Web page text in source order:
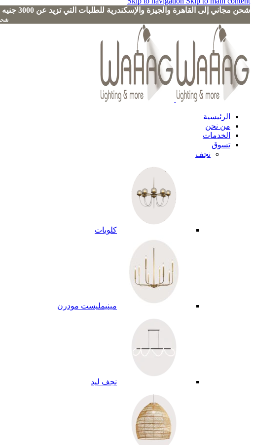
شحن مجاني إلى القاهرة والجيزة والإسكندرية للطلبات التي تزيد عن 3000 جنيه
الرئيسية
من نحن
الخدمات
تسوق
نجف
كلوبات
مينيمليست مودرن
نجف ليد